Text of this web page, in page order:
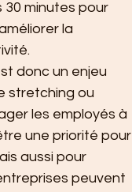
minutes pour
la
donc un enjeu
stretching ou
les employés à
une priorité pour
aussi pour
peuvent